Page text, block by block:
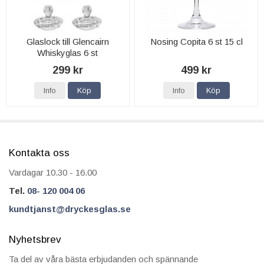
Glaslock till Glencairn
Whiskyglas 6 st
299 kr
Info Köp
Nosing Copita 6 st 15 cl
499 kr
Info Köp
Kontakta oss
Vardagar 10.30 - 16.00
Tel. 08- 120 004 06
kundtjanst@dryckesglas.se
Nyhetsbrev
Ta del av våra bästa erbjudanden och spännande